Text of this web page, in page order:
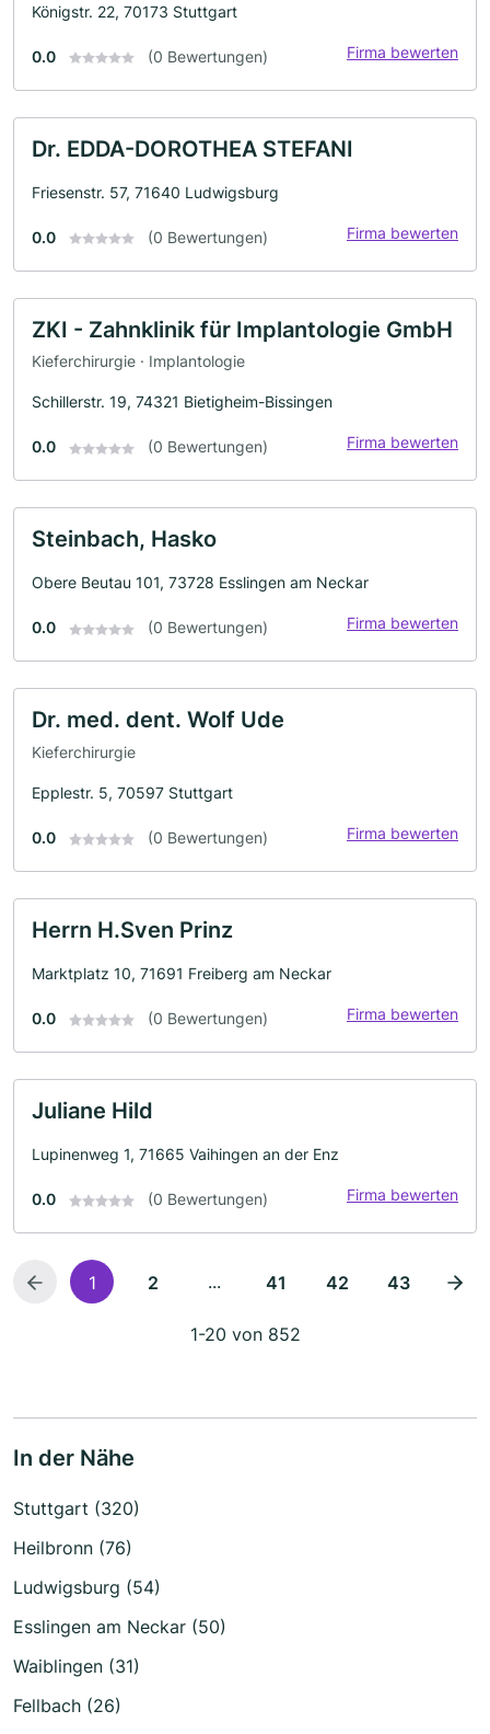
Königstr. 22, 70173 Stuttgart
0.0 (0 Bewertungen) Firma bewerten
Dr. EDDA-DOROTHEA STEFANI
Friesenstr. 57, 71640 Ludwigsburg
0.0 (0 Bewertungen) Firma bewerten
ZKI - Zahnklinik für Implantologie GmbH
Kieferchirurgie · Implantologie
Schillerstr. 19, 74321 Bietigheim-Bissingen
0.0 (0 Bewertungen) Firma bewerten
Steinbach, Hasko
Obere Beutau 101, 73728 Esslingen am Neckar
0.0 (0 Bewertungen) Firma bewerten
Dr. med. dent. Wolf Ude
Kieferchirurgie
Epplestr. 5, 70597 Stuttgart
0.0 (0 Bewertungen) Firma bewerten
Herrn H.Sven Prinz
Marktplatz 10, 71691 Freiberg am Neckar
0.0 (0 Bewertungen) Firma bewerten
Juliane Hild
Lupinenweg 1, 71665 Vaihingen an der Enz
0.0 (0 Bewertungen) Firma bewerten
1 2 ... 41 42 43
1-20 von 852
In der Nähe
Stuttgart (320)
Heilbronn (76)
Ludwigsburg (54)
Esslingen am Neckar (50)
Waiblingen (31)
Fellbach (26)